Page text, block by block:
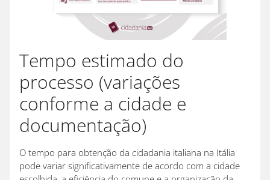
Tempo estimado do
processo (variações
conforme a cidade e
documentação)
O tempo para obtenção da cidadania italiana na Itália
pode variar significativamente de acordo com a cidade